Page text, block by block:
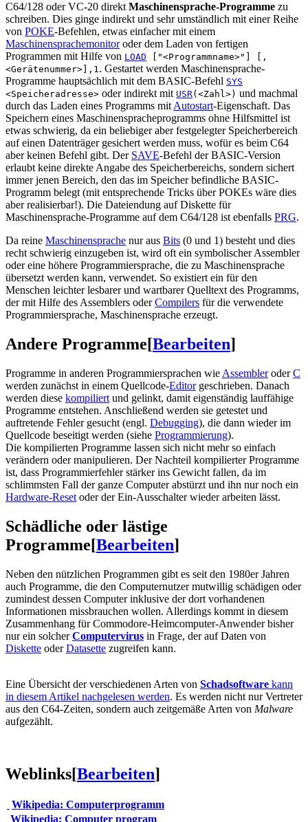
C64/128 oder VC-20 direkt Maschinensprache-Programme zu
schreiben. Dies ginge indirekt und sehr umständlich mit einer Reihe
von POKE-Befehlen, etwas einfacher mit einem
Maschinensprachemonitoroder dem Laden von fertigen
Programmen mit Hilfe von LOAD ["<Programmname>"] [,
<Gerätenummer>],1. Gestartet werden Maschinensprache-
Programme hauptsächlich mit dem BASIC-Befehl SYS
<Speicheradresse> oder indirekt mit USR(<Zahl>) und machmal
durch das Laden eines Programms mit Autostart-Eigenschaft. Das
Speichern eines Maschinenspracheprogramms ohne Hilfsmittel ist
etwas schwierig, da ein beliebiger aber festgelegter Speicherbereich
auf einen Datenträger gesichert werden muss, wofür es beim C64
aber keinen Befehl gibt. Der SAVE-Befehl der BASIC-Version
erlaubt keine direkte Angabe des Speicherbereichs, sondern sichert
immer jenen Bereich, den das im Speicher befindliche BASIC-
Programm belegt (mit entsprechende Tricks über POKEs wäre dies
aber realisierbar!). Die Dateiendung auf Diskette für
Maschinensprache-Programme auf dem C64/128 ist ebenfalls PRG.
Da reine Maschinensprache nur aus Bits (0 und 1) besteht und dies
recht schwierig einzugeben ist, wird oft ein symbolischer Assembler
oder eine höhere Programmiersprache, die zu Maschinensprache
übersetzt werden kann, verwendet. So existiert ein für den
Menschen leichter lesbarer und wartbarer Quelltext des Programms,
der mit Hilfe des Assemblers oderCompilers für die verwendete
Programmiersprache, Maschinensprache erzeugt.
Andere Programme[Bearbeiten]
Programme in anderen Programmiersprachen wie AssembleroderC
werden zunächst in einem Quellcode-Editorgeschrieben. Danach
werden diese kompiliert und gelinkt, damit eigenständig lauffähige
Programme entstehen. Anschließend werden sie getestet und
auftretende Fehler gesucht (engl. Debugging), die dann wieder im
Quellcode beseitigt werden (siehe Programmierung).
Die kompilierten Programme lassen sich nicht mehr so einfach
verändern oder manipulieren. Der Nachteil kompilierter Programme
ist, dass Programmierfehler stärker ins Gewicht fallen, da im
schlimmsten Fall der ganze Computer abstürzt und ihn nur noch ein
Hardware-Reset oder der Ein-Ausschalter wieder arbeiten lässt.
Schädliche oder lästige
Programme[Bearbeiten]
Neben den nützlichen Programmen gibt es seit den 1980er Jahren
auch Programme, die den Computernutzer mutwillig schädigen oder
zumindest dessen Computer inklusive der dort vorhandenen
Informationen missbrauchen wollen. Allerdings kommt in diesem
Zusammenhang für Commodore-Heimcomputer-Anwender bisher
nur ein solcherComputervirus in Frage, der auf Daten von
Diskette oderDatasette zugreifen kann.
Eine Übersicht der verschiedenen Arten von Schadsoftware kann
in diesem Artikel nachgelesen werden. Es werden nicht nur Vertreter
aus den C64-Zeiten, sondern auch zeitgemäße Arten von Malware
aufgezählt.
Weblinks[Bearbeiten]
Wikipedia: Computerprogramm
Wikipedia: Computer program